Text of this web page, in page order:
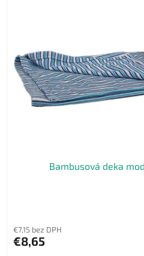
Bambusová deka
produktu
je
€7,15 bez DPH
€8,65